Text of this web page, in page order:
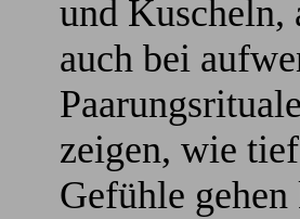
und Kuscheln,
auch bei
zeigen, wie
Gefühle gehen